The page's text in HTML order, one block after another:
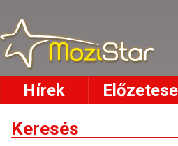
Hírek
Keresés